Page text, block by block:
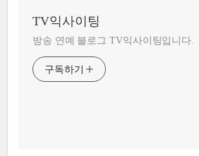
TV익사이팅
방송 연예 블로그 TV익사이팅입니다.
구독하기